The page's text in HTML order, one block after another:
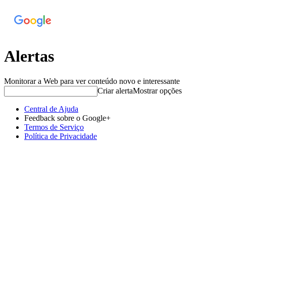
Alertas
Monitorar a Web para ver conteúdo novo e interessante
Criar alertaMostrar opções
Central de Ajuda
Feedback sobre o Google+
Termos de Serviço
Política de Privacidade